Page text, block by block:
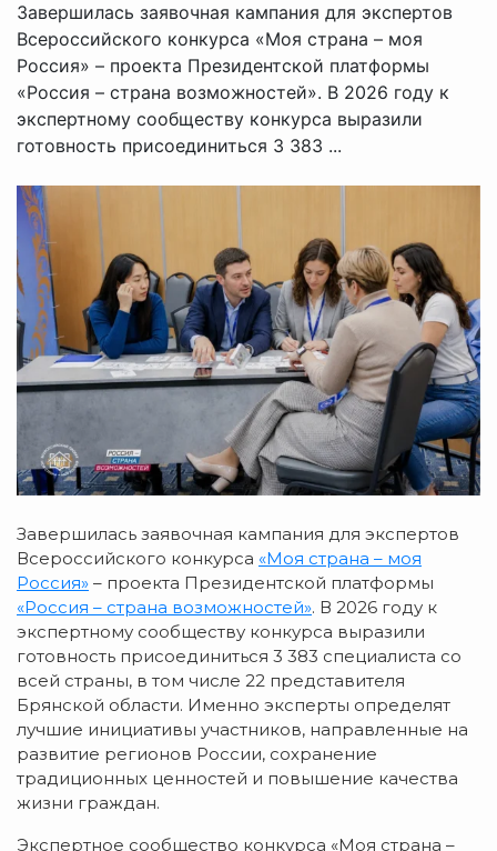
Завершилась заявочная кампания для экспертов
Всероссийского конкурса «Моя страна – моя
Россия» – проекта Президентской платформы
«Россия – страна возможностей». В 2026 году к
экспертному сообществу конкурса выразили
готовность присоединиться 3 383 ...
Завершилась заявочная кампания для экспертов
Всероссийского конкурса «Моя страна – моя
Россия» – проекта Президентской платформы
«Россия – страна возможностей». В 2026 году к
экспертному сообществу конкурса выразили
готовность присоединиться 3 383 специалиста со
всей страны, в том числе 22 представителя
Брянской области. Именно эксперты определят
лучшие инициативы участников, направленные на
развитие регионов России, сохранение
традиционных ценностей и повышение качества
жизни граждан.
Экспертное сообщество конкурса «Моя страна –